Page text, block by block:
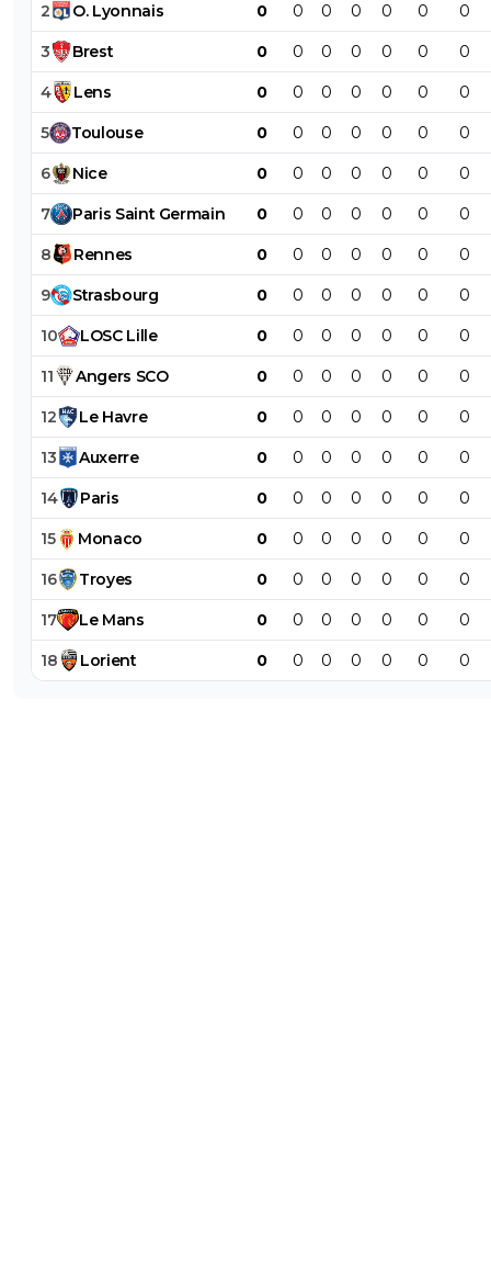
2 O. Lyonnais 0 0 0 0 0 0 0
3 Brest 0 0 0 0 0 0 0
4 Lens 0 0 0 0 0 0 0
5 Toulouse 0 0 0 0 0 0 0
6 Nice 0 0 0 0 0 0 0
7 Paris Saint Germain 0 0 0 0 0 0 0
8 Rennes 0 0 0 0 0 0 0
9 Strasbourg 0 0 0 0 0 0 0
10 LOSC Lille 0 0 0 0 0 0 0
11 Angers SCO 0 0 0 0 0 0 0
12 Le Havre 0 0 0 0 0 0 0
13 Auxerre 0 0 0 0 0 0 0
14 Paris 0 0 0 0 0 0 0
15 Monaco 0 0 0 0 0 0 0
16 Troyes 0 0 0 0 0 0 0
17 Le Mans 0 0 0 0 0 0 0
18 Lorient 0 0 0 0 0 0 0